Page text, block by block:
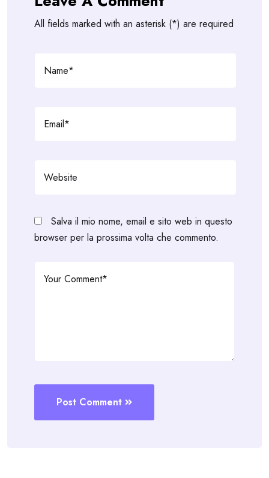
All fields marked with an asterisk (*) are required
Salva il mio nome, email e sito web in questo
browser per la prossima volta che commento.
Post Comment